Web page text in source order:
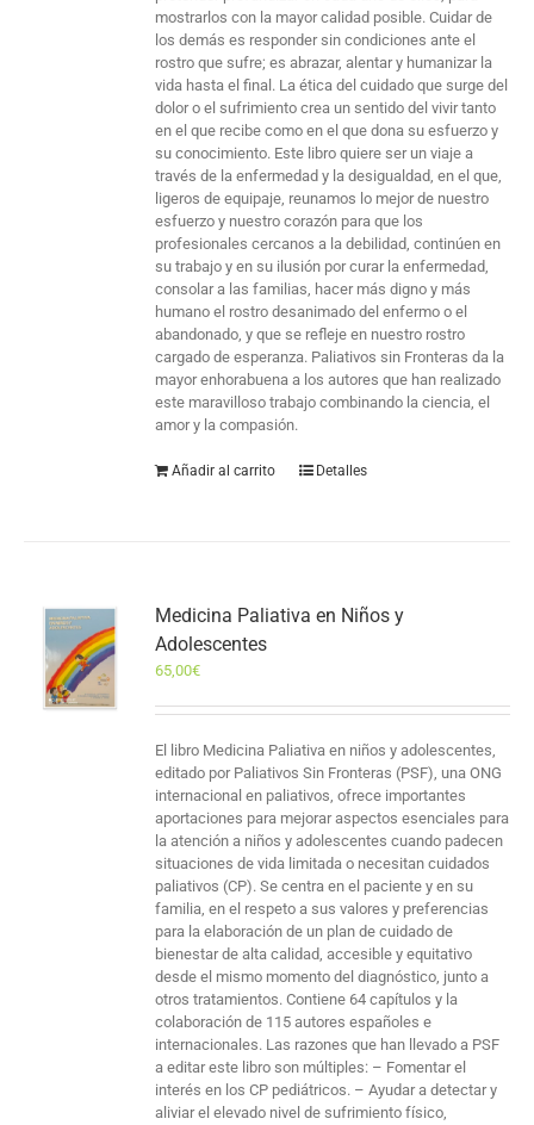
mostrarlos con la mayor calidad posible. Cuidar de
los demás es responder sin condiciones ante el
rostro que sufre; es abrazar, alentar y humanizar la
vida hasta el final. La ética del cuidado que surge del
dolor o el sufrimiento crea un sentido del vivir tanto
en el que recibe como en el que dona su esfuerzo y
su conocimiento. Este libro quiere ser un viaje a
través de la enfermedad y la desigualdad, en el que,
ligeros de equipaje, reunamos lo mejor de nuestro
esfuerzo y nuestro corazón para que los
profesionales cercanos a la debilidad, continúen en
su trabajo y en su ilusión por curar la enfermedad,
consolar a las familias, hacer más digno y más
humano el rostro desanimado del enfermo o el
abandonado, y que se refleje en nuestro rostro
cargado de esperanza. Paliativos sin Fronteras da la
mayor enhorabuena a los autores que han realizado
este maravilloso trabajo combinando la ciencia, el
amor y la compasión.
Añadir al carrito Detalles
Medicina Paliativa en Niños y
Adolescentes
65,00€
El libro Medicina Paliativa en niños y adolescentes,
editado por Paliativos Sin Fronteras (PSF), una ONG
internacional en paliativos, ofrece importantes
aportaciones para mejorar aspectos esenciales para
la atención a niños y adolescentes cuando padecen
situaciones de vida limitada o necesitan cuidados
paliativos (CP). Se centra en el paciente y en su
familia, en el respeto a sus valores y preferencias
para la elaboración de un plan de cuidado de
bienestar de alta calidad, accesible y equitativo
desde el mismo momento del diagnóstico, junto a
otros tratamientos. Contiene 64 capítulos y la
colaboración de 115 autores españoles e
internacionales. Las razones que han llevado a PSF
a editar este libro son múltiples: – Fomentar el
interés en los CP pediátricos. – Ayudar a detectar y
aliviar el elevado nivel de sufrimiento físico,